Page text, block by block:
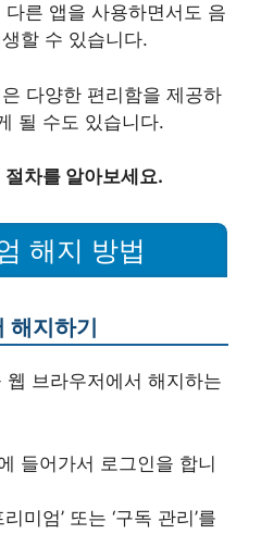
다른 앱을 사용하면서도 음
할 수 있습니다.
다양한 편리함을 제공하
될 수도 있습니다.
차를 알아보세요.
해지 방법
해지하기
브라우저에서 해지하는
들어가서 로그인을 합니
미엄’ 또는 ‘구독 관리’를